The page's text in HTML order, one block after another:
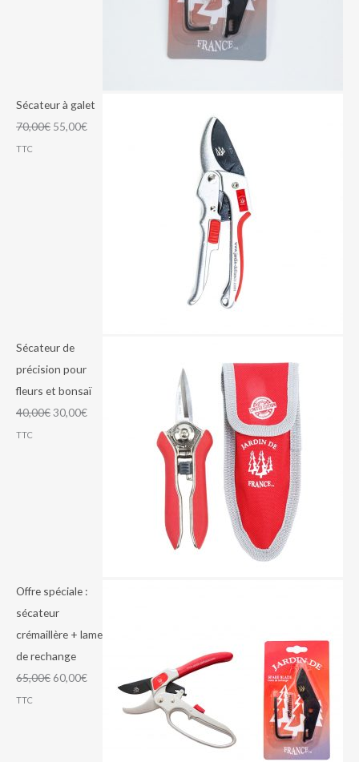
Sécateur à galet
70,00€ 55,00€
TTC
Sécateur de
précision pour
fleurs et bonsaï
40,00€30,00€
TTC
Offre spéciale :
sécateur
crémaillère + lame
de rechange
65,00€ 60,00€
TTC